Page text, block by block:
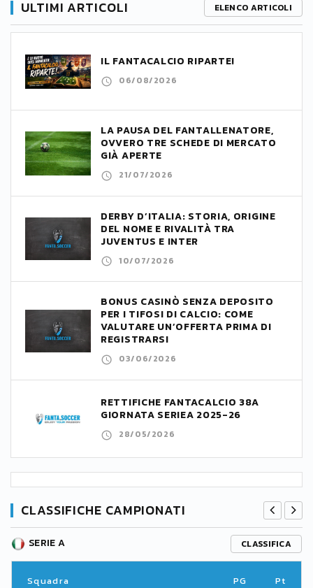
ULTIMI ARTICOLI ELENCO ARTICOLI
IL FANTACALCIO RIPARTE!
06/08/2026
LA PAUSA DEL FANTALLENATORE,
OVVERO TRE SCHEDE DI MERCATO
GIÀ APERTE
21/07/2026
DERBY D’ITALIA: STORIA, ORIGINE
DEL NOME E RIVALITÀ TRA
JUVENTUS E INTER
10/07/2026
BONUS CASINÒ SENZA DEPOSITO
PER I TIFOSI DI CALCIO: COME
VALUTARE UN’OFFERTA PRIMA DI
REGISTRARSI
03/06/2026
RETTIFICHE FANTACALCIO 38A
GIORNATA SERIEA 2025-26
28/05/2026
CLASSIFICHE CAMPIONATI
SERIE A CLASSIFICA
Squadra PG Pt